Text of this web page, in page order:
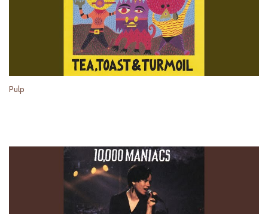
Pulp